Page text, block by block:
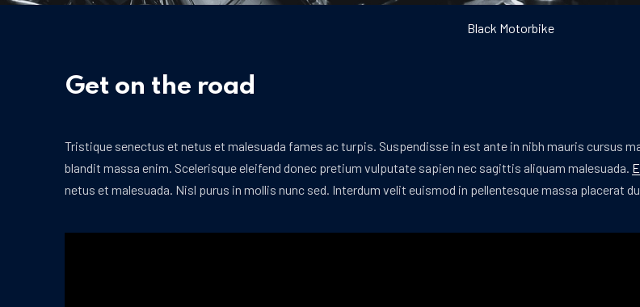
Black Motorbike
Get on the road
Tristique senectus et netus et malesuada fames ac turpis. Suspendisse in est ante in nibh mauris cursus
blandit massa enim. Scelerisque eleifend donec pretium vulputate sapien nec sagittis aliquam malesuada.
netus et malesuada. Nisl purus in mollis nunc sed. Interdum velit euismod in pellentesque massa placerat
PREVIOUS